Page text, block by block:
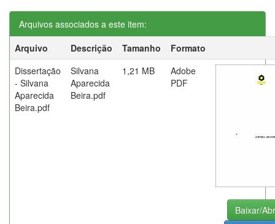
Arquivos associados a este item:
Arquivo
Descrição Tamanho
Formato
Dissertação
- Silvana
Aparecida
Beira.pdf
Silvana
Aparecida
Beira.pdf
1,21 MB
Adobe
PDF
Baixar/